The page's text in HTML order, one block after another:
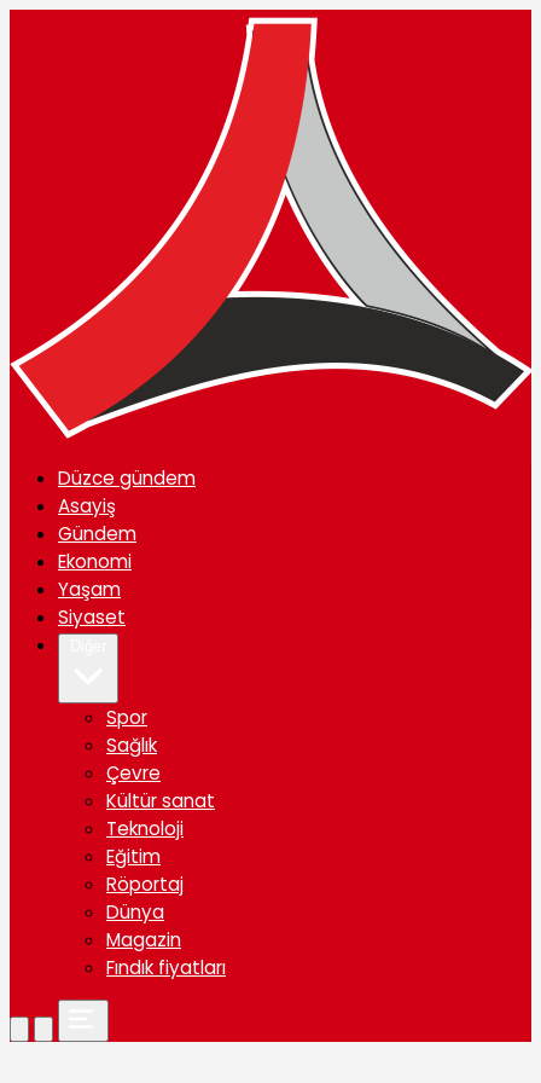
Düzce gündem
Asayiş
Gündem
Ekonomi
Yaşam
Siyaset
Spor
Sağlık
Çevre
Kültür sanat
Teknoloji
Eğitim
Röportaj
Dünya
Magazin
Fındık fiyatları